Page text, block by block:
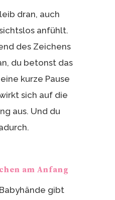
dran, auch
anfühlt.
des Zeichens
du betonst das
kurze Pause
sich auf die
aus. Und du
am Anfang
gibt